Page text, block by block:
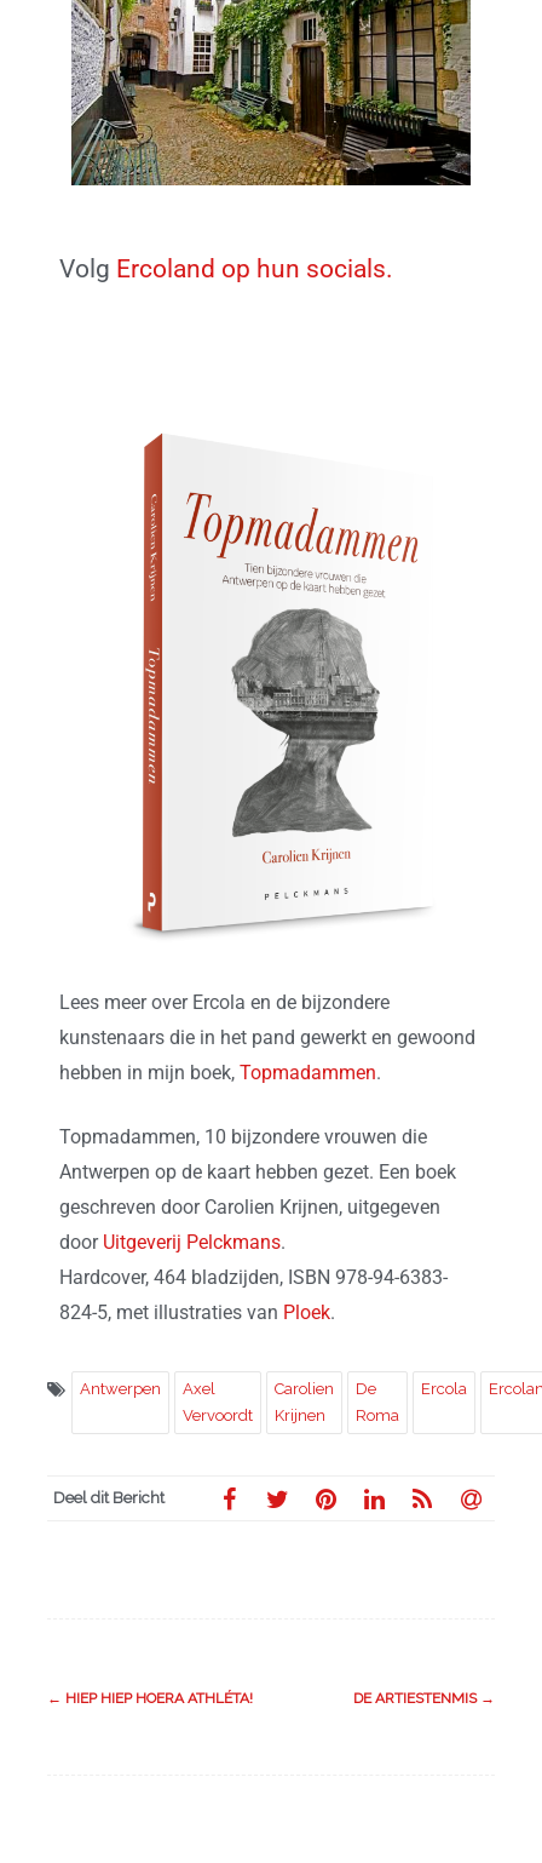
Volg Ercoland op hun socials.
Lees meer over Ercola en de bijzondere
kunstenaars die in het pand gewerkt en gewoond
hebben in mijn boek, Topmadammen.
Topmadammen, 10 bijzondere vrouwen die
Antwerpen op de kaart hebben gezet. Een boek
geschreven door Carolien Krijnen, uitgegeven
door Uitgeverij Pelckmans.
Hardcover, 464 bladzijden, ISBN 978-94-6383-
824-5, met illustraties van Ploek.
Antwerpen
Axel
Vervoordt
Carolien
Krijnen
De
Roma
Ercola
Deel dit Bericht
← HIEP HIEP HOERA ATHLÉTA! DE ARTIESTENMIS →